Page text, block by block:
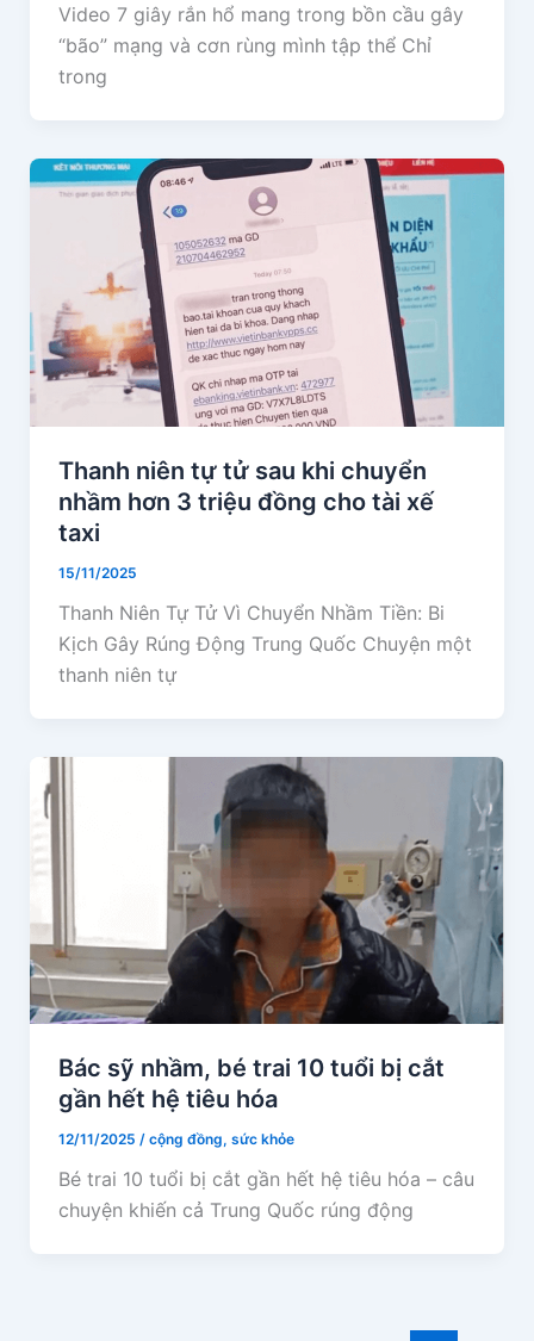
Video 7 giây rắn hổ mang trong bồn cầu gây
“bão” mạng và cơn rùng mình tập thể Chỉ
trong
Thanh niên tự tử sau khi chuyển
nhầm hơn 3 triệu đồng cho tài xế
taxi
15/11/2025
Thanh Niên Tự Tử Vì Chuyển Nhầm Tiền: Bi
Kịch Gây Rúng Động Trung Quốc Chuyện một
thanh niên tự
Bác sỹ nhầm, bé trai 10 tuổi bị cắt
gần hết hệ tiêu hóa
12/11/2025 / cộng đồng, sức khỏe
Bé trai 10 tuổi bị cắt gần hết hệ tiêu hóa – câu
chuyện khiến cả Trung Quốc rúng động